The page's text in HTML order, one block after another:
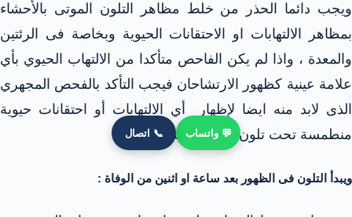
ويجب دائما الحذر من خلط مظاهر التلون الموتى بالأحشاء
بمظاهر الالتهابات او الاحتقانات الحيوية وبخاصة فى الرئتين
والمعدة ، واذا لم يكن الفاحص متأكدا من الالتهاب الحيوي بأي
علامة عينية كظهور الارتشاحان فيجب التأكد بالفحص المجهري
الذى لابد منه ايضا لإظهار أي الالتهابات أو احتقانات حيوية
منطمسة تحت تلون موتى شديد .
ويبدأ التلون فى الظهور بعد ساعة او اثنين من الوفاة :
💬 واتساب 📞 اتصال